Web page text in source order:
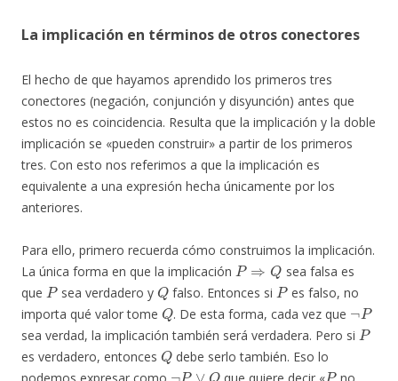
La implicación en términos de otros conectores
El hecho de que hayamos aprendido los primeros tres
conectores (negación, conjunción y disyunción) antes que
estos no es coincidencia. Resulta que la implicación y la doble
implicación se «pueden construir» a partir de los primeros
tres. Con esto nos referimos a que la implicación es
equivalente a una expresión hecha únicamente por los
anteriores.
Para ello, primero recuerda cómo construimos la implicación.
La única forma en que la implicación
P⇒Q
sea falsa es
que
P
sea verdadero y
Q
falso. Entonces si
P
es falso, no
importa qué valor tome
Q
. De esta forma, cada vez que
¬ P
sea verdad, la implicación también será verdadera. Pero si
P
es verdadero, entonces
Q
debe serlo también. Eso lo
¬P∨Q P